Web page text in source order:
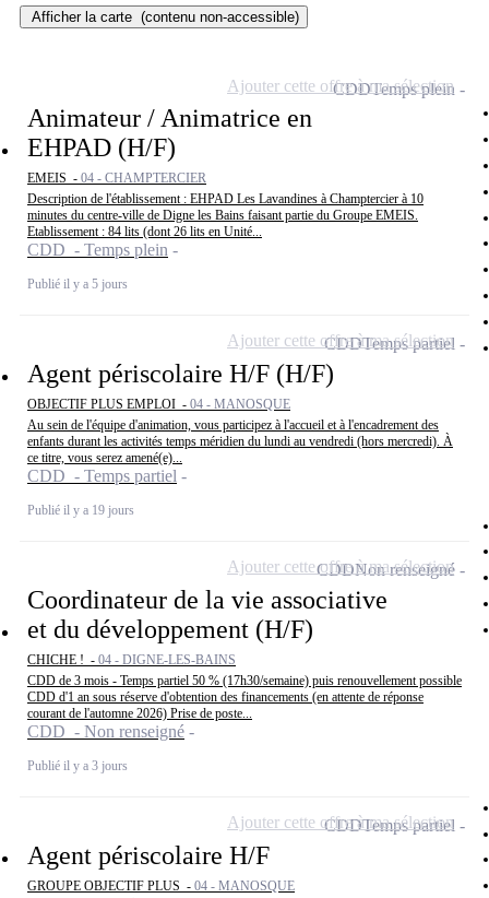
Afficher la carte (contenu non-accessible)
Animateur / Animatrice en
EHPAD (H/F)
EMEIS - 04 - CHAMPTERCIER
Description de l'établissement : EHPAD Les Lavandines à Champtercier à 10
minutes du centre-ville de Digne les Bains faisant partie du Groupe EMEIS.
Etablissement : 84 lits (dont 26 lits en Unité...
CDD - Temps plein
Publié il y a 5 jours
CDDTemps plein
Ajouter cette offre à ma sélection
Agent périscolaire H/F (H/F)
OBJECTIF PLUS EMPLOI - 04 - MANOSQUE
Au sein de l'équipe d'animation, vous participez à l'accueil et à l'encadrement des
enfants durant les activités temps méridien du lundi au vendredi (hors mercredi). À
ce titre, vous serez amené(e)...
CDD - Temps partiel
Publié il y a 19 jours
CDDTemps partiel
Ajouter cette offre à ma sélection
Coordinateur de la vie associative
et du développement (H/F)
CHICHE ! - 04 - DIGNE-LES-BAINS
CDD de 3 mois - Temps partiel 50 % (17h30/semaine) puis renouvellement possible
CDD d'1 an sous réserve d'obtention des financements (en attente de réponse
courant de l'automne 2026) Prise de poste...
CDD - Non renseigné
Publié il y a 3 jours
CDDNon renseigné
Ajouter cette offre à ma sélection
Agent périscolaire H/F
GROUPE OBJECTIF PLUS - 04 - MANOSQUE
CDDTemps partiel
Ajouter cette offre à ma sélection